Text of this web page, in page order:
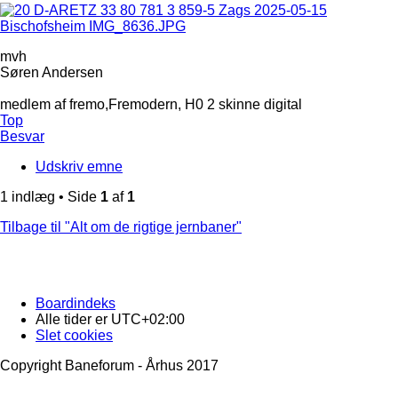
mvh
Søren Andersen
medlem af fremo,Fremodern, H0 2 skinne digital
Top
Besvar
Udskriv emne
1 indlæg • Side 1 af 1
Tilbage til "Alt om de rigtige jernbaner"
Boardindeks
Alle tider er UTC+02:00
Slet cookies
Copyright Baneforum - Århus 2017